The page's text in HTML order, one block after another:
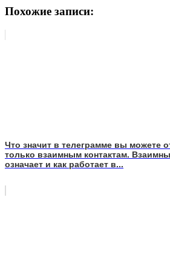
Похожие записи:
Что значит в телеграмме вы можете
только взаимным контактам.
означает и как работает в...